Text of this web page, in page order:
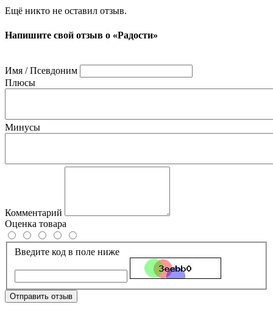
Ещё никто не оставил отзыв.
Напишите свой отзыв о «Радости»
Имя / Псевдоним
Плюсы
Минусы
Комментарий
Оценка товара
Введите код в поле ниже
Отправить отзыв